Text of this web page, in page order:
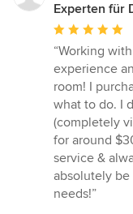
Experten für
Bewertung:
5
von
5
Sternen
“Working
experience
room! I
what to do. I
(completely
for around
service &
absolutely
needs!”